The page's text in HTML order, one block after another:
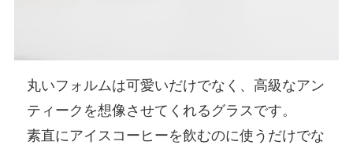
丸いフォルムは可愛いだけでなく、高級なアン
ティークを想像させてくれるグラスです。
素直にアイスコーヒーを飲むのに使うだけでな